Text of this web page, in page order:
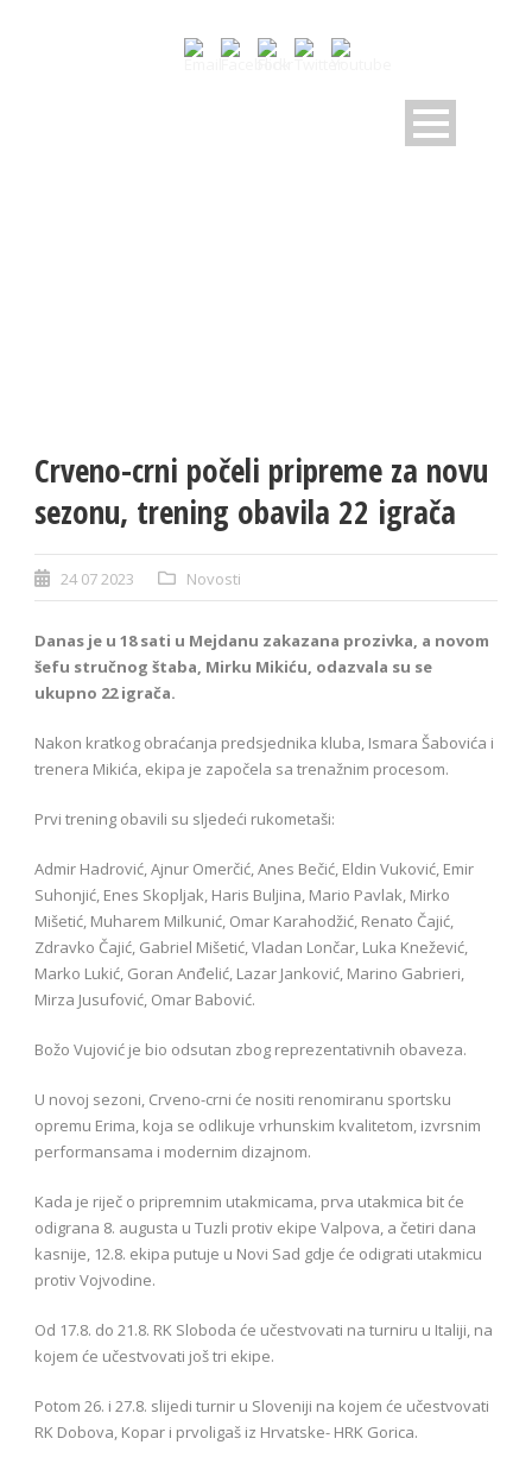
Crveno-crni počeli pripreme za novu
sezonu, trening obavila 22 igrača
24 07 2023 Novosti
Danas je u 18 sati u Mejdanu zakazana prozivka, a novom
šefu stručnog štaba, Mirku Mikiću, odazvala su se
ukupno 22 igrača.
Nakon kratkog obraćanja predsjednika kluba, Ismara Šabovića i
trenera Mikića, ekipa je započela sa trenažnim procesom.
Prvi trening obavili su sljedeći rukometaši:
Admir Hadrović, Ajnur Omerčić, Anes Bečić, Eldin Vuković, Emir
Suhonjić, Enes Skopljak, Haris Buljina, Mario Pavlak, Mirko
Mišetić, Muharem Milkunić, Omar Karahodžić, Renato Čajić,
Zdravko Čajić, Gabriel Mišetić, Vladan Lončar, Luka Knežević,
Marko Lukić, Goran Anđelić, Lazar Janković, Marino Gabrieri,
Mirza Jusufović, Omar Babović.
Božo Vujović je bio odsutan zbog reprezentativnih obaveza.
U novoj sezoni, Crveno-crni će nositi renomiranu sportsku
opremu Erima, koja se odlikuje vrhunskim kvalitetom, izvrsnim
performansama i modernim dizajnom.
Kada je riječ o pripremnim utakmicama, prva utakmica bit će
odigrana 8. augusta u Tuzli protiv ekipe Valpova, a četiri dana
kasnije, 12.8. ekipa putuje u Novi Sad gdje će odigrati utakmicu
protiv Vojvodine.
Od 17.8. do 21.8. RK Sloboda će učestvovati na turniru u Italiji, na
kojem će učestvovati još tri ekipe.
Potom 26. i 27.8. slijedi turnir u Sloveniji na kojem će učestvovati
RK Dobova, Kopar i prvoligaš iz Hrvatske- HRK Gorica.